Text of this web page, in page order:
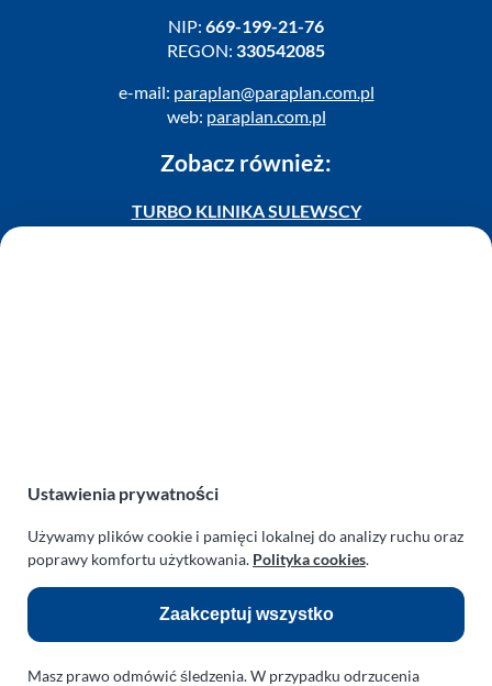
NIP: 669-199-21-76
REGON: 330542085
e-mail: paraplan@paraplan.com.pl
web: paraplan.com.pl
Zobacz również:
TURBO KLINIKA SULEWSCY
Odnośniki:
Flight Operations Consulting
Bolling Modellballone
Farma Agroturystyczna
Ustawienia prywatności
Używamy plików cookie i pamięci lokalnej do analizy ruchu oraz
poprawy komfortu użytkowania. Polityka cookies.
Zaakceptuj wszystko
Masz prawo odmówić śledzenia. W przypadku odrzucenia